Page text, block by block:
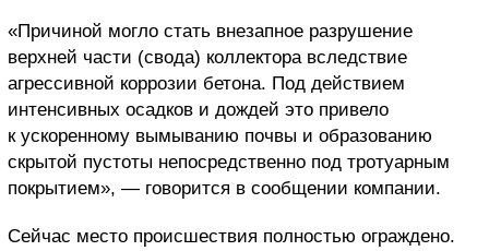
«Причиной могло стать внезапное разрушение
верхней части (свода) коллектора вследствие
агрессивной коррозии бетона. Под действием
интенсивных осадков и дождей это привело
к ускоренному вымыванию почвы и образованию
скрытой пустоты непосредственно под тротуарным
покрытием», — говорится в сообщении компании.
Сейчас место происшествия полностью ограждено.